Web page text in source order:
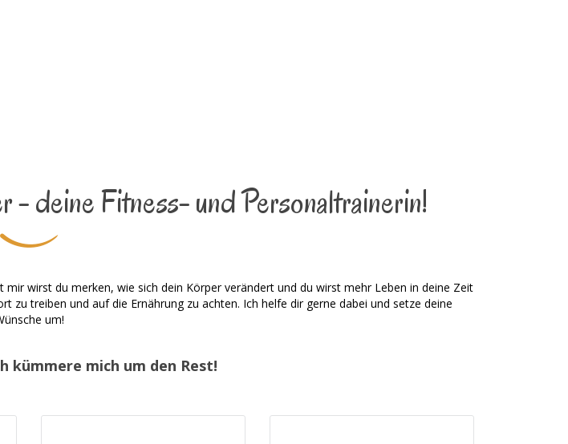
- deine Fitness- und Personaltrainerin!
wirst du merken, wie sich dein Körper verändert und du wirst mehr Leben in deine Zeit
treiben und auf die Ernährung zu achten. Ich helfe dir gerne dabei und setze deine
um!
kümmere mich um den Rest!